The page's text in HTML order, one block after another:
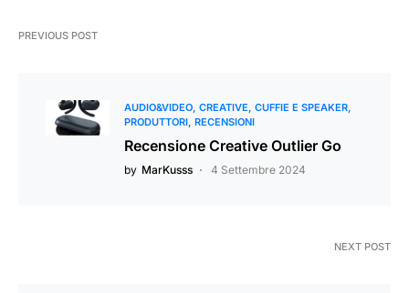
PREVIOUS POST
AUDIO&VIDEO CREATIVE CUFFIE E SPEAKER
PRODUTTORI RECENSIONI
Recensione Creative Outlier Go
by MarKusss 4 Settembre 2024
NEXT POST